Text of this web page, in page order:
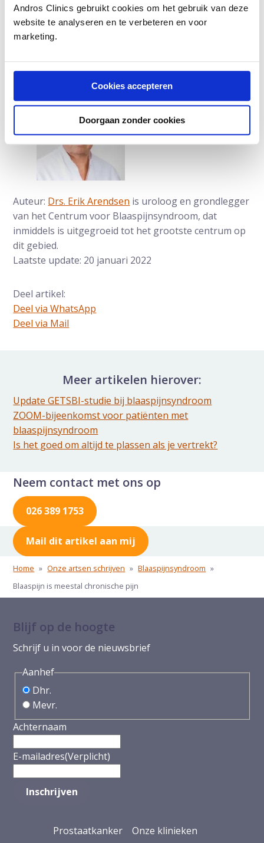
Andros Clinics gebruikt cookies om het gebruik van deze
website te analyseren en te verbeteren en voor
marketing.
Cookies accepteren
Doorgaan zonder cookies
dichtstbijzijnde pijnpoli en zo nodig van een maag-
darm-leverarts en een psycholoog.
Auteur: Drs. Erik Arendsen is uroloog en grondlegger
van het Centrum voor Blaaspijnsyndroom, dat
inmiddels is uitgegroeid tot het grootste centrum op
dit gebied.
Laatste update: 20 januari 2022
Deel artikel:
Deel via WhatsApp
Deel dit via Whatsapp
Deel via Mail
Meer artikelen hierover:
Update GETSBI-studie bij blaaspijnsyndroom
ZOOM-bijeenkomst voor patiënten met
blaaspijnsyndroom
Is het goed om altijd te plassen als je vertrekt?
Neem contact met ons op
026 389 1753
Mail dit artikel aan mij
Home » Onze artsen schrijven » Blaaspijnsyndroom »
Blaaspijn is meestal chronische pijn
Blijf op de hoogte
Schrijf u in voor de nieuwsbrief
Aanhef
Dhr.
Mevr.
Achternaam
E-mailadres(Verplicht)
Prostaatkanker Onze klinieken